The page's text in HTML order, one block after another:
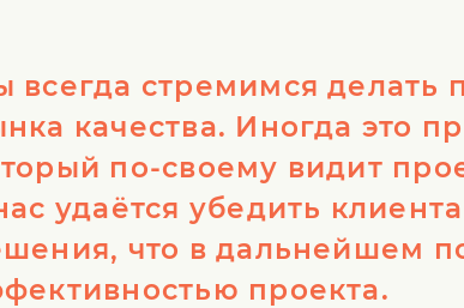
всегда стремимся делать
качества. Иногда это
по-своему видит
удаётся убедить
что в дальнейшем
проекта.